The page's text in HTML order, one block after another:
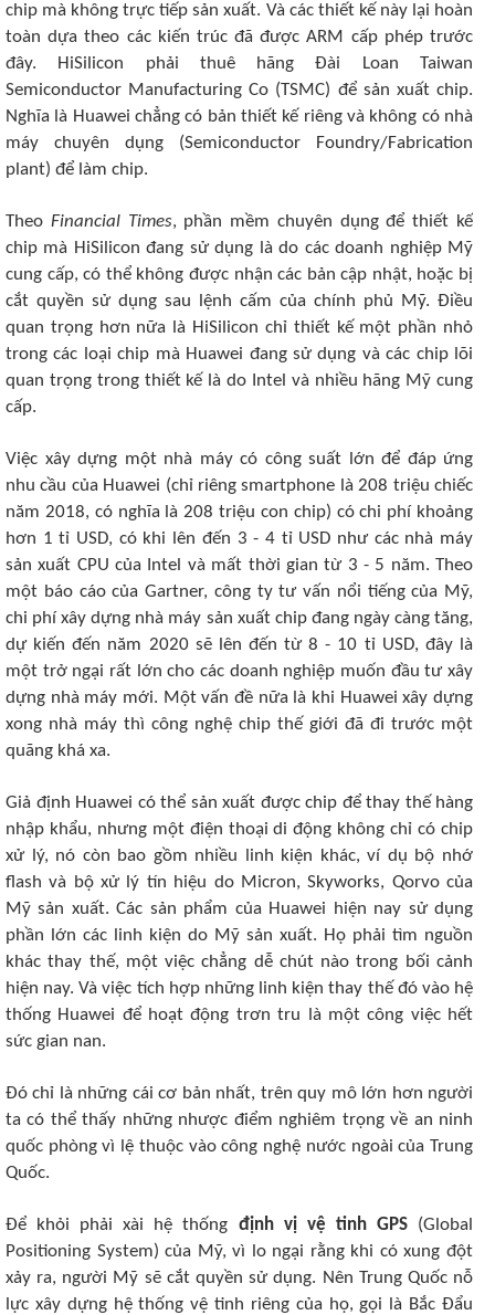
chip mà không trực tiếp sản xuất. Và các thiết kế này lại hoàn
toàn dựa theo các kiến trúc đã được ARM cấp phép trước
đây. HiSilicon phải thuê hãng Đài Loan Taiwan
Semiconductor Manufacturing Co (TSMC) để sản xuất chip.
Nghĩa là Huawei chẳng có bản thiết kế riêng và không có nhà
máy chuyên dụng (Semiconductor Foundry/Fabrication
plant) để làm chip.
Theo Financial Times, phần mềm chuyên dụng để thiết kế
chip mà HiSilicon đang sử dụng là do các doanh nghiệp Mỹ
cung cấp, có thể không được nhận các bản cập nhật, hoặc bị
cắt quyền sử dụng sau lệnh cấm của chính phủ Mỹ. Điều
quan trọng hơn nữa là HiSilicon chỉ thiết kế một phần nhỏ
trong các loại chip mà Huawei đang sử dụng và các chip lõi
quan trọng trong thiết kế là do Intel và nhiều hãng Mỹ cung
cấp.
Việc xây dựng một nhà máy có công suất lớn để đáp ứng
nhu cầu của Huawei (chỉ riêng smartphone là 208 triệu chiếc
năm 2018, có nghĩa là 208 triệu con chip) có chi phí khoảng
hơn 1 tỉ USD, có khi lên đến 3 - 4 tỉ USD như các nhà máy
sản xuất CPU của Intel và mất thời gian từ 3 - 5 năm. Theo
một báo cáo của Gartner, công ty tư vấn nổi tiếng của Mỹ,
chi phí xây dựng nhà máy sản xuất chip đang ngày càng tăng,
dự kiến đến năm 2020 sẽ lên đến từ 8 - 10 tỉ USD, đây là
một trở ngại rất lớn cho các doanh nghiệp muốn đầu tư xây
dựng nhà máy mới. Một vấn đề nữa là khi Huawei xây dựng
xong nhà máy thì công nghệ chip thế giới đã đi trước một
quãng khá xa.
Giả định Huawei có thể sản xuất được chip để thay thế hàng
nhập khẩu, nhưng một điện thoại di động không chỉ có chip
xử lý, nó còn bao gồm nhiều linh kiện khác, ví dụ bộ nhớ
flash và bộ xử lý tín hiệu do Micron, Skyworks, Qorvo của
Mỹ sản xuất. Các sản phẩm của Huawei hiện nay sử dụng
phần lớn các linh kiện do Mỹ sản xuất. Họ phải tìm nguồn
khác thay thế, một việc chẳng dễ chút nào trong bối cảnh
hiện nay. Và việc tích hợp những linh kiện thay thế đó vào hệ
thống Huawei để hoạt động trơn tru là một công việc hết
sức gian nan.
Đó chỉ là những cái cơ bản nhất, trên quy mô lớn hơn người
ta có thể thấy những nhược điểm nghiêm trọng về an ninh
quốc phòng vì lệ thuộc vào công nghệ nước ngoài của Trung
Quốc.
Để khỏi phải xài hệ thống định vị vệ tinh GPS(Global
Positioning System) của Mỹ, vì lo ngại rằng khi có xung đột
xảy ra, người Mỹ sẽ cắt quyền sử dụng. Nên Trung Quốc nỗ
lực xây dựng hệ thống vệ tinh riêng của họ, gọi là Bắc Đẩu